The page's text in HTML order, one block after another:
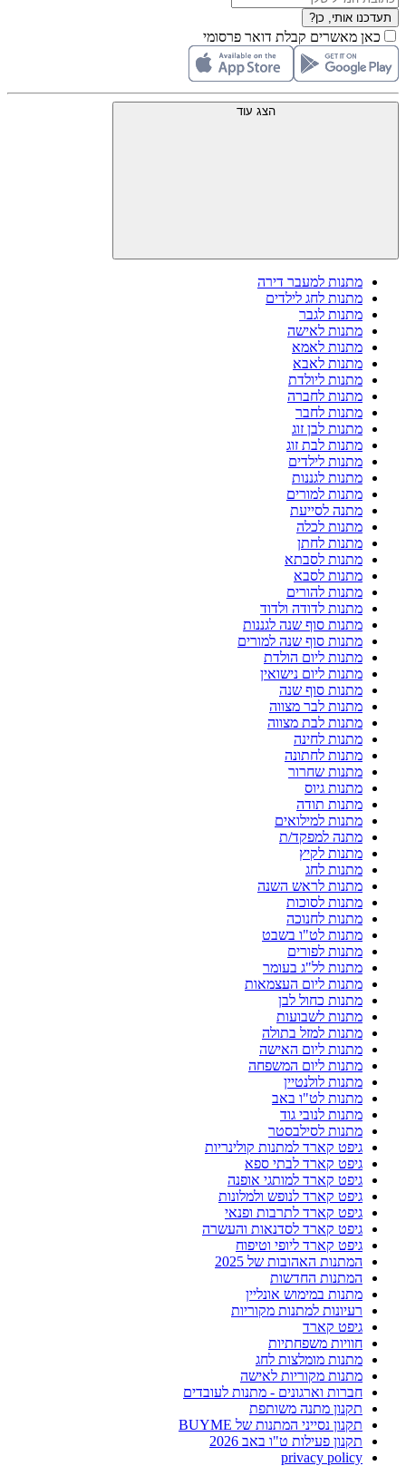
תעדכנו אותי, כן?
כאן מאשרים קבלת דואר פרסומי
הצג עוד
מתנות למעבר דירה
מתנות לחג לילדים
מתנות לגבר
מתנות לאישה
מתנות לאמא
מתנות לאבא
מתנות ליולדת
מתנות לחברה
מתנות לחבר
מתנות לבן זוג
מתנות לבת זוג
מתנות לילדים
מתנות לגננות
מתנות למורים
מתנה לסייעת
מתנות לכלה
מתנות לחתן
מתנות לסבתא
מתנות לסבא
מתנות להורים
מתנות לדודה ולדוד
מתנות סוף שנה לגננות
מתנות סוף שנה למורים
מתנות ליום הולדת
מתנות ליום נישואין
מתנות סוף שנה
מתנות לבר מצווה
מתנות לבת מצווה
מתנות לחינה
מתנות לחתונה
מתנות שחרור
מתנות גיוס
מתנות תודה
מתנות למילואים
מתנה למפקד/ת
מתנות לקיץ
מתנות לחג
מתנות לראש השנה
מתנות לסוכות
מתנות לחנוכה
מתנות לט"ו בשבט
מתנות לפורים
מתנות לל"ג בעומר
מתנות ליום העצמאות
מתנות כחול לבן
מתנות לשבועות
מתנות למזל בתולה
מתנות ליום האישה
מתנות ליום המשפחה
מתנות לולנטיין
מתנות לט"ו באב
מתנות לנובי גוד
מתנות לסילבסטר
גיפט קארד למתנות קולינריות
גיפט קארד לבתי ספא
גיפט קארד למותגי אופנה
גיפט קארד לנופש ולמלונות
גיפט קארד לתרבות ופנאי
גיפט קארד לסדנאות והעשרה
גיפט קארד ליופי וטיפוח
המתנות האהובות של 2025
המתנות החדשות
מתנות במימוש אונליין
רעיונות למתנות מקוריות
גיפט קארד
חוויות משפחתיות
מתנות מומלצות לחג
מתנות מקוריות לאישה
חברות וארגונים - מתנות לעובדים
תקנון מתנה משותפת
תקנון נסייני המתנות של BUYME
תקנון פעילות ט"ו באב 2026
privacy policy